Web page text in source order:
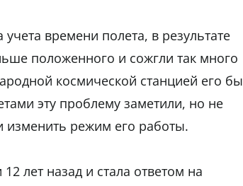
времени полета, в результате
положенного и сожгли так много
космической станцией его бы
эту проблему заметили, но не
изменить режим его работы.
лет назад и стала ответом на